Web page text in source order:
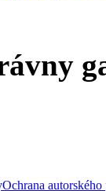
Ochrana autorského